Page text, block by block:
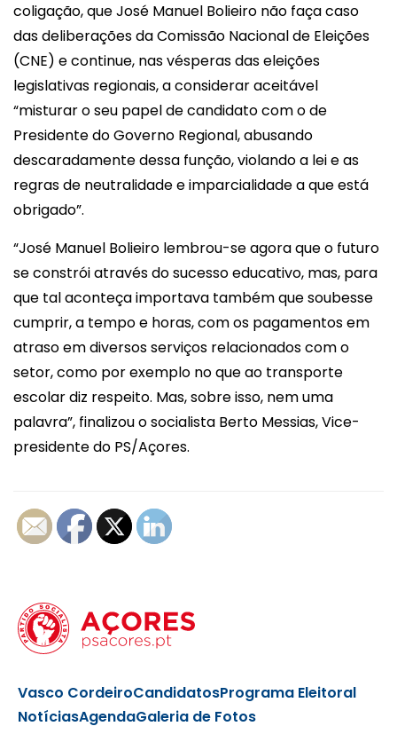
coligação, que José Manuel Bolieiro não faça caso
das deliberações da Comissão Nacional de Eleições
(CNE) e continue, nas vésperas das eleições
legislativas regionais, a considerar aceitável
“misturar o seu papel de candidato com o de
Presidente do Governo Regional, abusando
descaradamente dessa função, violando a lei e as
regras de neutralidade e imparcialidade a que está
obrigado”.
“José Manuel Bolieiro lembrou-se agora que o futuro
se constrói através do sucesso educativo, mas, para
que tal aconteça importava também que soubesse
cumprir, a tempo e horas, com os pagamentos em
atraso em diversos serviços relacionados com o
setor, como por exemplo no que ao transporte
escolar diz respeito. Mas, sobre isso, nem uma
palavra”, finalizou o socialista Berto Messias, Vice-
presidente do PS/Açores.
Vasco CordeiroCandidatosPrograma Eleitoral
NotíciasAgendaGaleria de Fotos